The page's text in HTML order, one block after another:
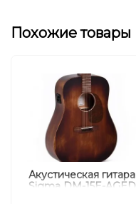
Похожие товары
Акустическая гитара
Sigma DM-15E-AGED